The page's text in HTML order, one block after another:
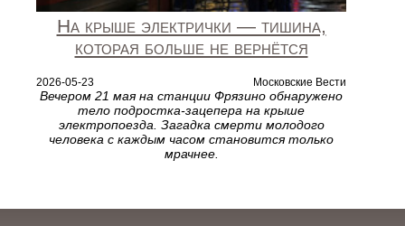
На крыше электрички — тишина,
которая больше не вернётся
2026-05-23 Московские Вести
Вечером 21 мая на станции Фрязино обнаружено
тело подростка-зацепера на крыше
электропоезда. Загадка смерти молодого
человека с каждым часом становится только
мрачнее.